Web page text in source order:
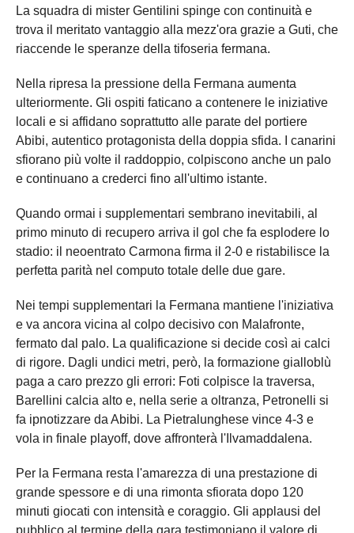
La squadra di mister Gentilini spinge con continuità e
trova il meritato vantaggio alla mezz'ora grazie a Guti, che
riaccende le speranze della tifoseria fermana.
Nella ripresa la pressione della Fermana aumenta
ulteriormente. Gli ospiti faticano a contenere le iniziative
locali e si affidano soprattutto alle parate del portiere
Abibi, autentico protagonista della doppia sfida. I canarini
sfiorano più volte il raddoppio, colpiscono anche un palo
e continuano a crederci fino all'ultimo istante.
Quando ormai i supplementari sembrano inevitabili, al
primo minuto di recupero arriva il gol che fa esplodere lo
stadio: il neoentrato Carmona firma il 2-0 e ristabilisce la
perfetta parità nel computo totale delle due gare.
Nei tempi supplementari la Fermana mantiene l'iniziativa
e va ancora vicina al colpo decisivo con Malafronte,
fermato dal palo. La qualificazione si decide così ai calci
di rigore. Dagli undici metri, però, la formazione gialloblù
paga a caro prezzo gli errori: Foti colpisce la traversa,
Barellini calcia alto e, nella serie a oltranza, Petronelli si
fa ipnotizzare da Abibi. La Pietralunghese vince 4-3 e
vola in finale playoff, dove affronterà l'Ilvamaddalena.
Per la Fermana resta l'amarezza di una prestazione di
grande spessore e di una rimonta sfiorata dopo 120
minuti giocati con intensità e coraggio. Gli applausi del